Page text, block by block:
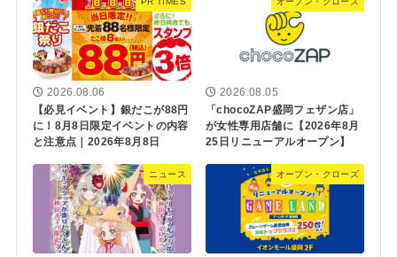
2026.08.06
【必見イベント】銀だこが88円
に！8月8日限定イベントの内容
と注意点｜2026年8月8日
2026.08.05
「chocoZAP盛岡フェザン店」
が女性専用店舗に【2026年8月
25日リニューアルオープン】
ニュース オープン・クローズ